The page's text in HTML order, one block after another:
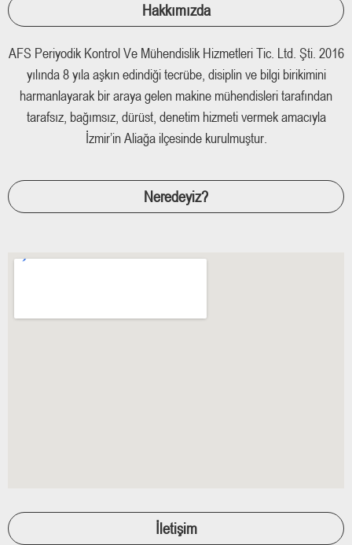
Hakkımızda
AFS Periyodik Kontrol Ve Mühendislik Hizmetleri Tic. Ltd. Şti. 2016
yılında 8 yıla aşkın edindiği tecrübe, disiplin ve bilgi birikimini
harmanlayarak bir araya gelen makine mühendisleri tarafından
tarafsız, bağımsız, dürüst, denetim hizmeti vermek amacıyla
İzmir’in Aliağa ilçesinde kurulmuştur.
Neredeyiz?
İletişim